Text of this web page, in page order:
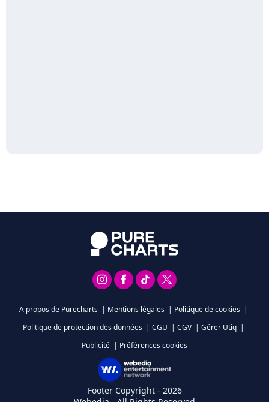
A propos de Purecharts | Mentions légales | Politique de cookies |
Politique de protection des données | CGU | CGV | Gérer Utiq |
Publicité | Préférences cookies
Footer Copyright - 2026